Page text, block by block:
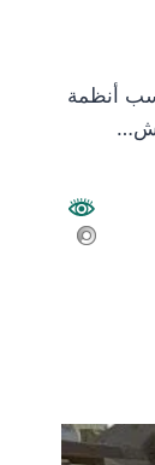
أنظمة